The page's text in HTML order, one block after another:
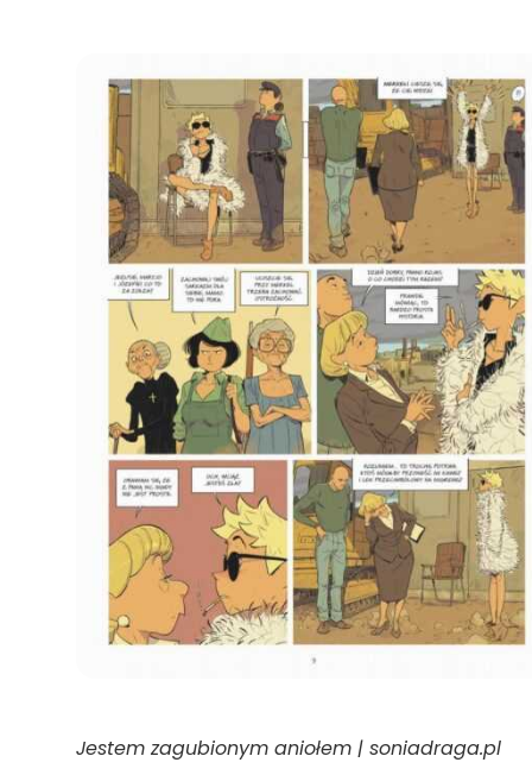
Jestem zagubionym aniołem | soniadraga.pl